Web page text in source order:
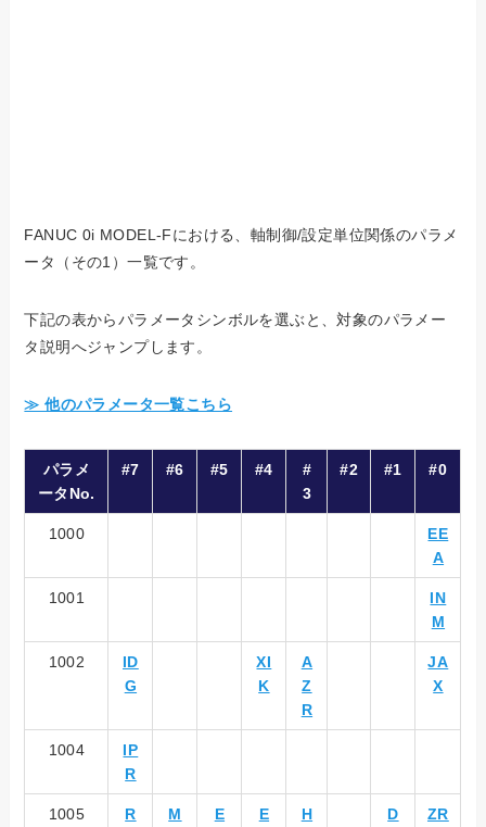
FANUC 0i MODEL-Fにおける、軸制御/設定単位関係のパラメ
ータ（その1）一覧です。
下記の表からパラメータシンボルを選ぶと、対象のパラメー
タ説明へジャンプします。
≫ 他のパラメータ一覧こちら
パラメ
ータNo.
#7 #6 #5 #4
#
3
#2 #1 #0
1000
EE
A
1001
IN
M
1002
ID
G
XI
K
A
Z
R
JA
X
1004
IP
R
1005
R
M
E
E
H
D
ZR